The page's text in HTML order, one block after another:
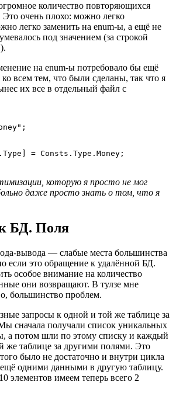
количество повторяющихся
Это очень плохо: можно легко
легко заменить на enum-ы, а ещё не
под значением (за строкой
на enum-ы потребовало бы ещё
всем тем, что были сделаны, так что я
их все в отдельный файл с
= Consts.Type.Money;
которую я просто не мог
даже просто знать о том, что я
БД. Поля
вывода — слабые места большинства
если это обращение к удалённой БД.
особое внимание на количество
они возвращают. В тулзе мне
большинство проблем.
запросы к одной и той же таблице за
сначала получали список уникальных
а потом шли по этому списку и каждый
же таблице за другими полями. Это
было не достаточно и внутри цикла
одними данными в другую таблицу.
элементов имеем теперь всего 2